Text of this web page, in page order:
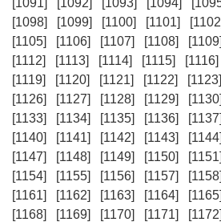
[1091]
[1092] [1093] [1094]
[1098]
[1099] [1100] [1101]
[1105]
[1106] [1107] [1108] [1109]
[1112]
[1113] [1114] [1115] [1116]
[1119]
[1120] [1121] [1122] [1123]
[1126]
[1127] [1128] [1129] [1130]
[1133]
[1134] [1135] [1136] [1137]
[1140]
[1141] [1142] [1143] [1144]
[1147]
[1148] [1149] [1150] [1151]
[1154]
[1155] [1156] [1157] [1158]
[1161]
[1162] [1163] [1164] [1165]
[1168]
[1169] [1170] [1171] [1172]